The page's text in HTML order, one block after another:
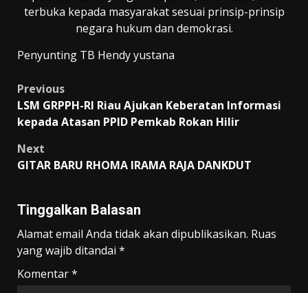
terbuka kepada masyarakat sesuai prinsip-prinsip
negara hukum dan demokrasi.
Penyunting TB Hendy yustana
Post
navigation
Previous
LSM GRPPH-RI Riau Ajukan Keberatan Informasi
kepada Atasan PPID Pemkab Rokan Hilir
Next
GITAR BARU RHOMA IRAMA RAJA DANKDUT
Tinggalkan Balasan
Alamat email Anda tidak akan dipublikasikan. Ruas
yang wajib ditandai *
Komentar*